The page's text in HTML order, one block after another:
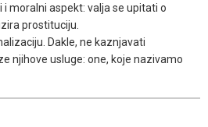
moralni aspekt: valja se upitati o
prostituciju.
Dakle, ne kaznjavati
njihove usluge: one, koje nazivamo